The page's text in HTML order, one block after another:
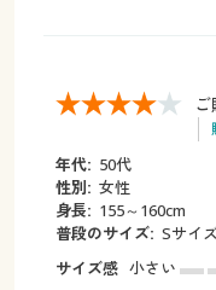
年代: 50代
性別: 女性
身長: 155～160cm
普段のサイズ: Sサイ
サイズ感 小さい